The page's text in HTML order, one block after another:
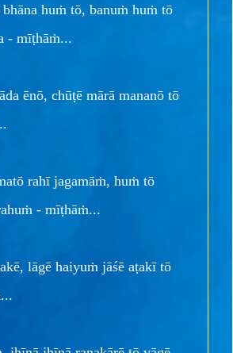
huṁ tō, banuṁ huṁ tō
- mīṭhāṁ...
ēnō, chūṭē mārā mananō tō
rahī jagamāṁ, huṁ tō
- mīṭhāṁ...
lāgē haiyuṁ jāśē aṭakī tō